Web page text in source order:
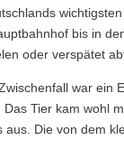
bis in
oder verspätet
war ein
Das Tier kam wohl
aus. Die von dem